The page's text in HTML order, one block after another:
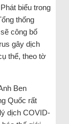
biểu trong
thống
công bố
gây dịch
thể, theo tờ
Ben
Quốc rất
dịch COVID-